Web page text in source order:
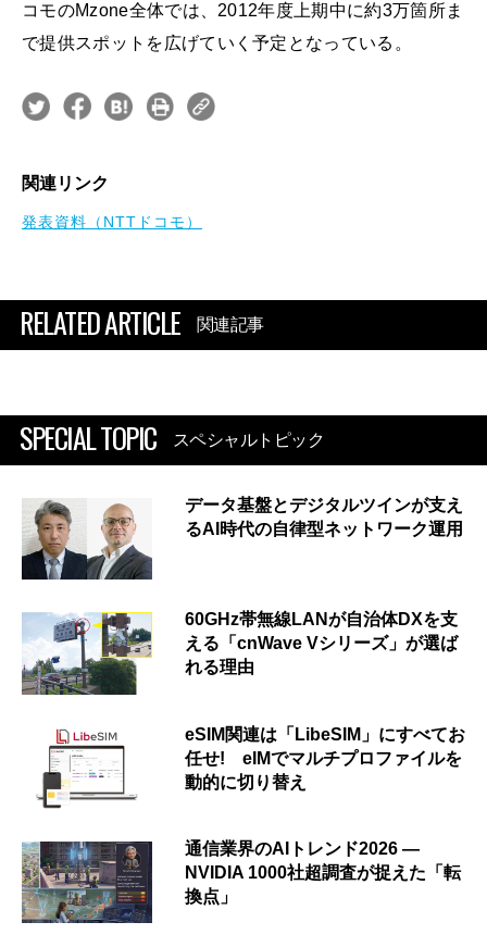
コモのMzone全体では、2012年度上期中に約3万箇所ま
で提供スポットを広げていく予定となっている。
関連リンク
発表資料（NTTドコモ）
RELATED ARTICLE 関連記事
SPECIAL TOPIC スペシャルトピック
データ基盤とデジタルツインが支え
るAI時代の自律型ネットワーク運用
60GHz帯無線LANが自治体DXを支
える「cnWave Vシリーズ」が選ば
れる理由
eSIM関連は「LibeSIM」にすべてお
任せ! eIMでマルチプロファイルを
動的に切り替え
通信業界のAIトレンド2026 ―
NVIDIA 1000社超調査が捉えた「転
換点」